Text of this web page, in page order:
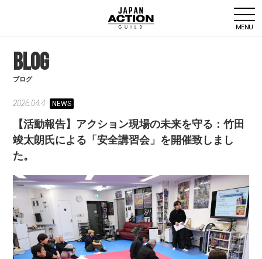
MENU
BLOG
ブログ
2026.04.4 NEWS
【活動報告】アクション現場の未来を守る：竹田
竣太朗氏による「安全講習会」を開催致しまし
た。